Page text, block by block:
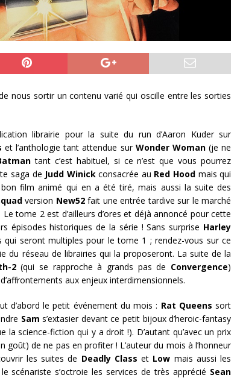
nous sortir un contenu varié qui oscille entre les sorties
librairie pour la suite du run d’Aaron Kuder sur
et l’anthologie tant attendue sur Wonder Woman(je ne
tant c’est habituel, si ce n’est que vous pourrez
saga de Judd Winickconsacrée au Red Hoodmais qui
film animé qui en a été tiré, mais aussi la suite des
version New52fait une entrée tardive sur le marché
tome 2 est d’ailleurs d’ores et déjà annoncé pour cette
épisodes historiques de la série ! Sans surprise Harley
seront multiples pour le tome 1 ; rendez-vous sur ce
du réseau de librairies qui la proposeront. La suite de la
2(qui se rapproche à grands pas de Convergence)
aux enjeux interdimensionnels.
d’abord le petit événement du mois : Rat Queens sort
Sam s’extasier devant ce petit bijoux d’heroic-fantasy
la science-fiction qui y a droit !). D’autant qu’avec un prix
goût) de ne pas en profiter ! L’auteur du mois à l’honneur
les suites de Deadly Class et Low mais aussi les
scénariste s’octroie les services de très apprécié Sean